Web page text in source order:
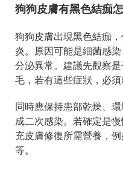
狗狗皮膚有黑色結痂
狗狗皮膚出現黑色結痂
炎。原因可能是細菌感
分泌異常。建議先觀察
毛，若有這些症狀，必須
同時應保持患部乾燥、
成二次感染。若確定是
充皮膚修復所需營養，例
等。